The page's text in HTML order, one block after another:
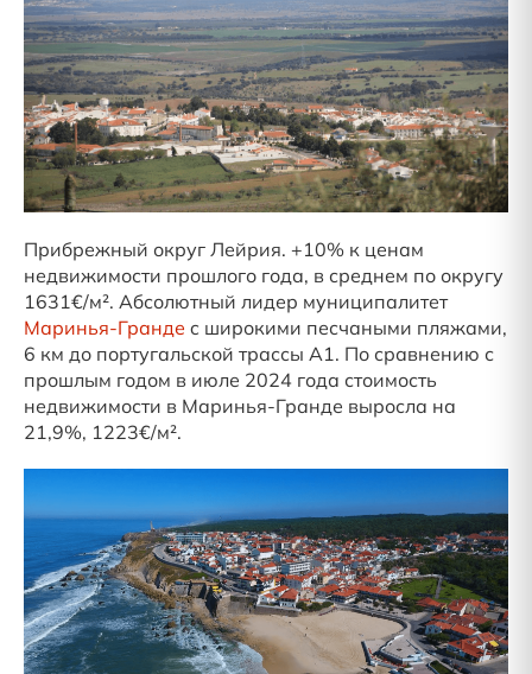
Прибрежный округ Лейрия. +10% к ценам
недвижимости прошлого года, в среднем по округу
1631€/м². Абсолютный лидер муниципалитет
Маринья-Гранде c широкими песчаными пляжами,
6 км до португальской трассы А1. По сравнению с
прошлым годом в июле 2024 года стоимость
недвижимости в Маринья-Гранде выросла на
21,9%, 1223€/м².